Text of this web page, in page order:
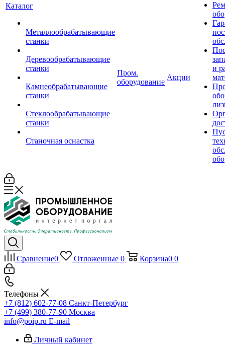
Каталог
Металлообрабатывающие
станки
Деревообрабатывающие
станки
Камнеобрабатывающие
станки
Стеклообрабатывающие
станки
Станочная оснастка
Пром.
оборудование
Акции
и
Сравнение0 Отложенные 0 Корзина0 0
Телефоны
+7 (812) 602-77-08 Санкт-Петербург
+7 (499) 380-77-90 Москва
info@poip.ru E-mail
Личный кабинет